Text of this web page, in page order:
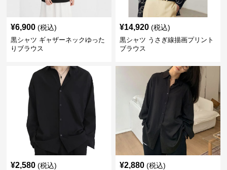
¥6,900 (税込)
黒シャツ ギャザーネックゆった
りブラウス
¥14,920 (税込)
黒シャツ うさぎ線描画プリント
ブラウス
¥2,580 (税込) ¥2,880 (税込)